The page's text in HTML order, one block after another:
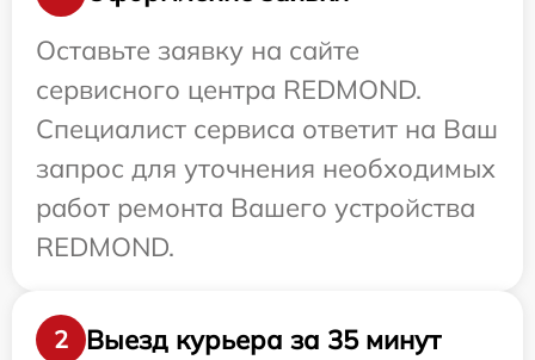
Оставьте заявку на сайте
сервисного центра REDMOND.
Специалист сервиса ответит на Ваш
запрос для уточнения необходимых
работ ремонта Вашего устройства
REDMOND.
2
Выезд курьера за 35 минут